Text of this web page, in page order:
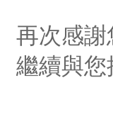
再次感
繼續與